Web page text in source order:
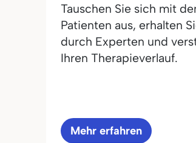
Tauschen Sie sich mit
Patienten aus, erhalten
durch Experten und
Ihren Therapieverlauf.
Mehr erfahren